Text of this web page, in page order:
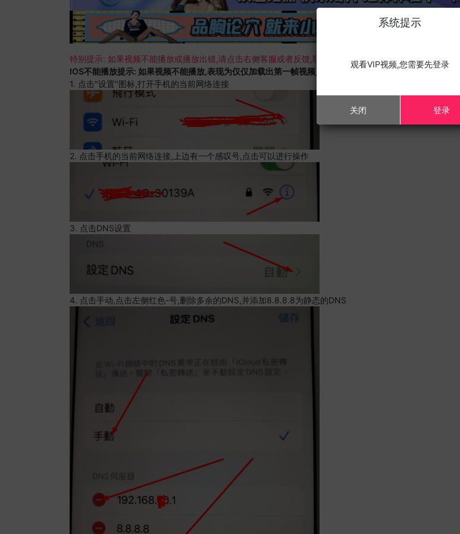
特别提示: 如果视频不能播放或播放出错,请点击右侧客服或者反馈,联系我们;
IOS不能播放提示: 如果视频不能播放,表现为仅仅加载出第一帧视频,且您的设备为苹果手机,请进行以下修改;
1. 点击"设置"图标,打开手机的当前网络连接
2. 点击手机的当前网络连接,上边有一个感叹号,点击可以进行操作
3. 点击DNS设置
4. 点击手动,点击左侧红色-号,删除多余的DNS,并添加8.8.8.8为静态的DNS
系统提示
观看VIP视频,您需要先登录
关闭 登录